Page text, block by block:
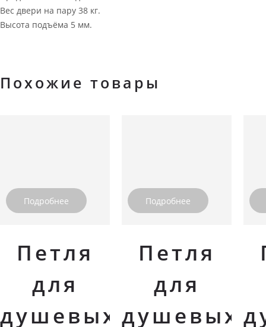
Вес двери на пару 38 кг.
Высота подъёма 5 мм.
Похожие товары
Подробнее
Петля
для
душевых
Подробнее
Петля
для
душевых